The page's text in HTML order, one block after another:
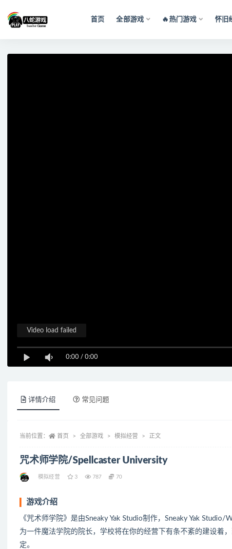
首页 全部游戏 🔥热门游戏 怀旧
0:00 / 0:00
Video load failed
详情介绍 常见问题
当前位置： 首页 全部游戏 模拟经营 正文
咒术师学院/Spellcaster University
模拟经营 3 787 70
游戏介绍
《咒术师学院》是由Sneaky Yak Studio制作，Sneaky Yak
为一件魔法学院的院长，学校将在你的经营下有条不紊的建设着
定。